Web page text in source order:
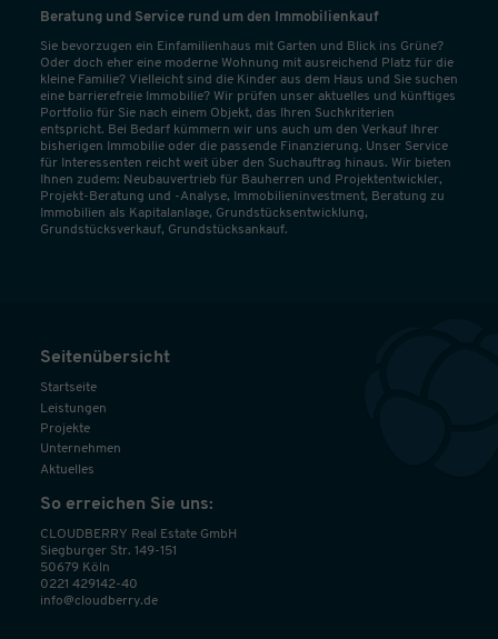
Beratung und Service rund um den Immobilienkauf
Sie bevorzugen ein Einfamilienhaus mit Garten und Blick ins Grüne?
Oder doch eher eine moderne Wohnung mit ausreichend Platz für die
kleine Familie? Vielleicht sind die Kinder aus dem Haus und Sie suchen
eine barrierefreie Immobilie? Wir prüfen unser aktuelles und künftiges
Portfolio für Sie nach einem Objekt, das Ihren Suchkriterien
entspricht. Bei Bedarf kümmern wir uns auch um den Verkauf Ihrer
bisherigen Immobilie oder die passende Finanzierung. Unser Service
für Interessenten reicht weit über den Suchauftrag hinaus. Wir bieten
Ihnen zudem: Neubauvertrieb für Bauherren und Projektentwickler,
Projekt-Beratung und -Analyse, Immobilieninvestment, Beratung zu
Immobilien als Kapitalanlage, Grundstücksentwicklung,
Grundstücksverkauf, Grundstücksankauf.
Seitenübersicht
Startseite
Leistungen
Projekte
Unternehmen
Aktuelles
So erreichen Sie uns:
CLOUDBERRY Real Estate GmbH
Siegburger Str. 149-151
50679 Köln
0221 429142-40
info@cloudberry.de